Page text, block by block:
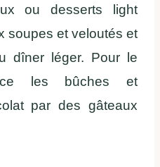
ou desserts light
soupes et veloutés et
dîner léger. Pour le
les bûches et
par des gâteaux